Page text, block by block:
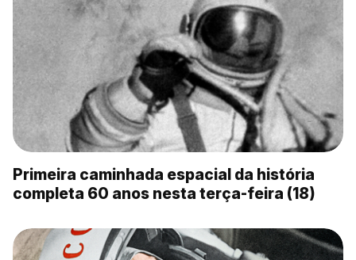
Primeira caminhada espacial da história
completa 60 anos nesta terça-feira (18)